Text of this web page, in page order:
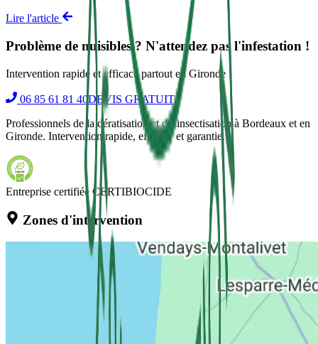
Lire l'article
Problème de nuisibles ? N'attendez pas l'infestation !
Intervention rapide et efficace partout en Gironde
06 85 61 81 40DEVIS GRATUIT
Professionnels de la dératisation et désinsectisation à Bordeaux et en
Gironde. Intervention rapide, efficace et garantie.
Entreprise certifiée CERTIBIOCIDE
Zones d'intervention